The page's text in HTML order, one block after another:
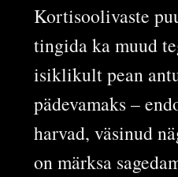
Kortisoolivaste
tingida ka muud
isiklikult pean
pädevamaks –
harvad, väsinud
on märksa